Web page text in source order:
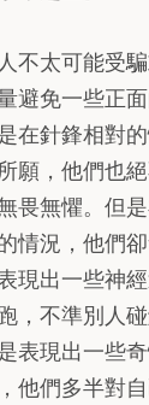
不太可能受騙
避免一些正
在針鋒相對
願，他們也
畏無懼。但
情況，他們
現出一些神經
，不準別人
表現出一些
他們多半對